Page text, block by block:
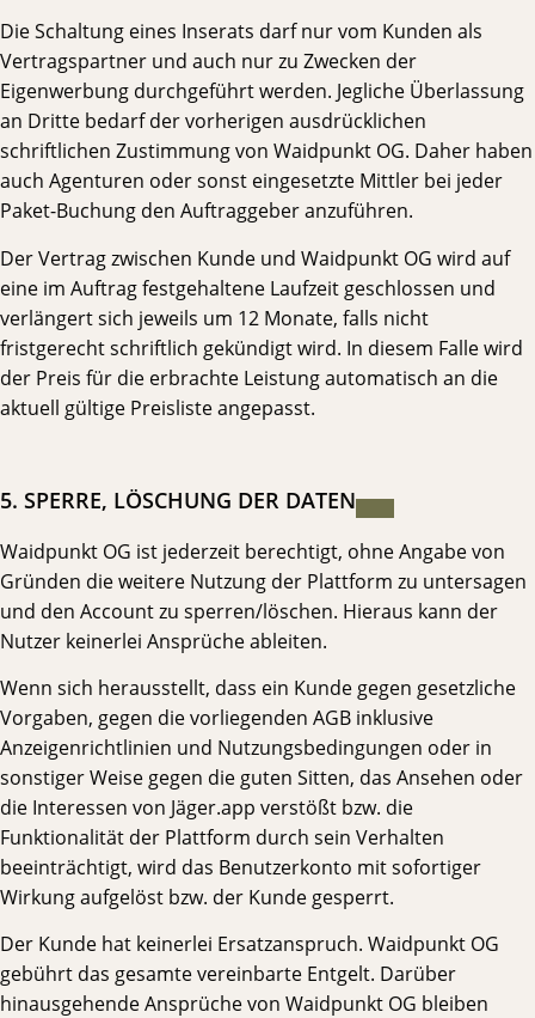
Die Schaltung eines Inserats darf nur vom Kunden als
Vertragspartner und auch nur zu Zwecken der
Eigenwerbung durchgeführt werden. Jegliche Überlassung
an Dritte bedarf der vorherigen ausdrücklichen
schriftlichen Zustimmung von Waidpunkt OG. Daher haben
auch Agenturen oder sonst eingesetzte Mittler bei jeder
Paket-Buchung den Auftraggeber anzuführen.
Der Vertrag zwischen Kunde und Waidpunkt OG wird auf
eine im Auftrag festgehaltene Laufzeit geschlossen und
verlängert sich jeweils um 12 Monate, falls nicht
fristgerecht schriftlich gekündigt wird. In diesem Falle wird
der Preis für die erbrachte Leistung automatisch an die
aktuell gültige Preisliste angepasst.
5. SPERRE, LÖSCHUNG DER DATEN
Waidpunkt OG ist jederzeit berechtigt, ohne Angabe von
Gründen die weitere Nutzung der Plattform zu untersagen
und den Account zu sperren/löschen. Hieraus kann der
Nutzer keinerlei Ansprüche ableiten.
Wenn sich herausstellt, dass ein Kunde gegen gesetzliche
Vorgaben, gegen die vorliegenden AGB inklusive
Anzeigenrichtlinien und Nutzungsbedingungen oder in
sonstiger Weise gegen die guten Sitten, das Ansehen oder
die Interessen von Jäger.app verstößt bzw. die
Funktionalität der Plattform durch sein Verhalten
beeinträchtigt, wird das Benutzerkonto mit sofortiger
Wirkung aufgelöst bzw. der Kunde gesperrt.
Der Kunde hat keinerlei Ersatzanspruch. Waidpunkt OG
gebührt das gesamte vereinbarte Entgelt. Darüber
hinausgehende Ansprüche von Waidpunkt OG bleiben